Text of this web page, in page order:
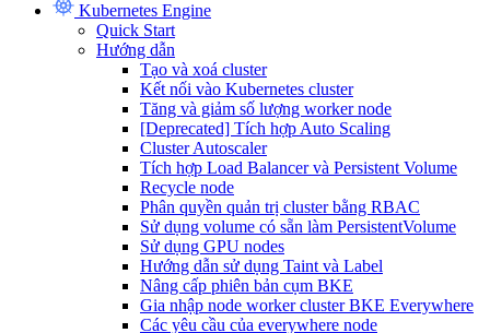
Kubernetes Engine
Quick Start
Hướng dẫn
Tạo và xoá cluster
Kết nối vào Kubernetes cluster
Tăng và giảm số lượng worker node
[Deprecated] Tích hợp Auto Scaling
Cluster Autoscaler
Tích hợp Load Balancer và Persistent Volume
Recycle node
Phân quyền quản trị cluster bằng RBAC
Sử dụng volume có sẵn làm PersistentVolume
Sử dụng GPU nodes
Hướng dẫn sử dụng Taint và Label
Nâng cấp phiên bản cụm BKE
Gia nhập node worker cluster BKE Everywhere
Các yêu cầu của everywhere node